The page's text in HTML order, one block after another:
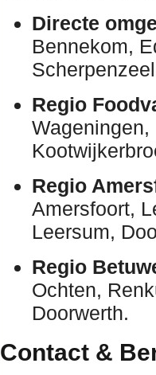
Directe
Bennekom,
Regio
Regio
Amersfoort,
Leersum,
Regio
Ochten,
Doorwerth.
Contact &